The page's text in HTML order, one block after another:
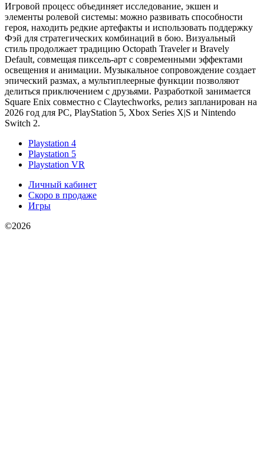
Игровой процесс объединяет исследование, экшен и
элементы ролевой системы: можно развивать способности
героя, находить редкие артефакты и использовать поддержку
Фэй для стратегических комбинаций в бою. Визуальный
стиль продолжает традицию Octopath Traveler и Bravely
Default, совмещая пиксель‑арт с современными эффектами
освещения и анимации. Музыкальное сопровождение создает
эпический размах, а мультиплеерные функции позволяют
делиться приключением с друзьями. Разработкой занимается
Square Enix совместно с Claytechworks, релиз запланирован на
2026 год для PC, PlayStation 5, Xbox Series X|S и Nintendo
Switch 2.
Playstation 4
Playstation 5
Playstation VR
Личный кабинет
Скоро в продаже
Игры
©2026